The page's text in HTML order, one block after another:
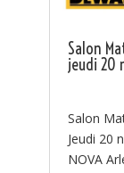
bonne